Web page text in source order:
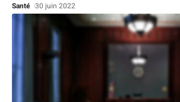
Santé 30 juin 2022